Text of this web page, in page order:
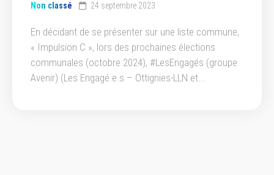
Non classé 24 septembre 2023
En décidant de se présenter sur une liste commune,
« Impulsion C », lors des prochaines élections
communales (octobre 2024), #LesEngagés (groupe
Avenir) (Les Engagé.e.s – Ottignies-LLN et...